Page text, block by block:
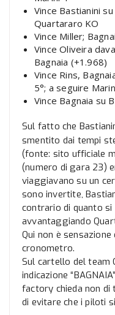
Vince Bastianini
Quartararo KO
Vince Miller;
Vince Oliveira
Bagnaia (+1.968)
Vince Rins,
5°; a seguire
Vince Bagnaia su
Sul fatto che
smentito dai tempi
(fonte: sito ufficiale
(numero di gara 23)
viaggiavano su un
sono invertite,
contrario di quanto si
avvantaggiando
Qui non è
cronometro.
Sul cartello del team
indicazione
factory chieda non di
di evitare che i piloti